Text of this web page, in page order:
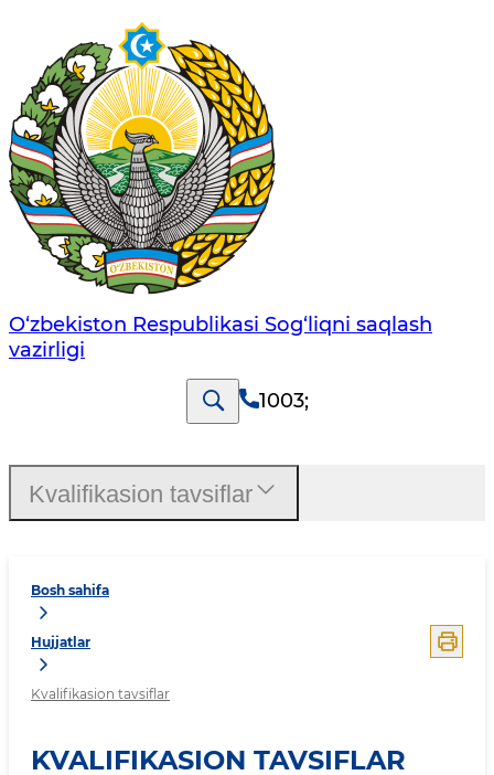
O‘zbеkistоn Rеspublikаsi Sоg‘liqni saqlash
vаzirligi
1003;
Bosh sahifa
Hujjatlar
Kvalifikasion tavsiflar
KVALIFIKASION TAVSIFLAR
Kvalifikasion tavsiflar